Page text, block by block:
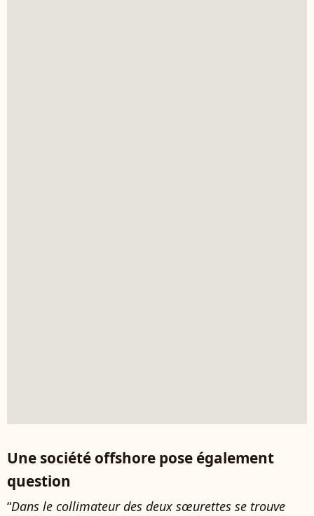
Une société offshore pose également
question
“Dans le collimateur des deux sœurettes se trouve